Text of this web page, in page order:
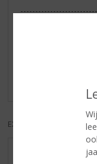
EXCL. BTW
AANBIEDINGEN